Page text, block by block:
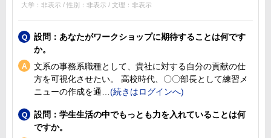
大学：非表示 / 性別：非表示 / 文理：非表示
設問：あなたがワークショップに期待することは何です
か。
文系の事務系職種として、貴社に対する自分の貢献の仕
方を可視化させたい。 高校時代、〇〇部長として練習メ
ニューの作成を通
設問：学生生活の中でもっとも力を入れていることは何
ですか。